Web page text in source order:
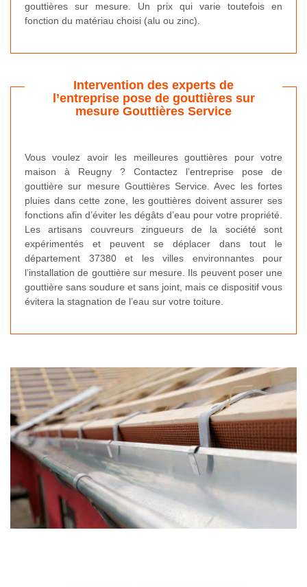
gouttières sur mesure. Un prix qui varie toutefois en
fonction du matériau choisi (alu ou zinc).
Intervention des experts de
l’entreprise pose de gouttières sur
mesure Gouttières Service
Vous voulez avoir les meilleures gouttières pour votre
maison à Reugny ? Contactez l’entreprise pose de
gouttière sur mesure Gouttières Service. Avec les fortes
pluies dans cette zone, les gouttières doivent assurer ses
fonctions afin d’éviter les dégâts d’eau pour votre propriété.
Les artisans couvreurs zingueurs de la société sont
expérimentés et peuvent se déplacer dans tout le
département 37380 et les villes environnantes pour
l’installation de gouttière sur mesure. Ils peuvent poser une
gouttière sans soudure et sans joint, mais ce dispositif vous
évitera la stagnation de l’eau sur votre toiture.